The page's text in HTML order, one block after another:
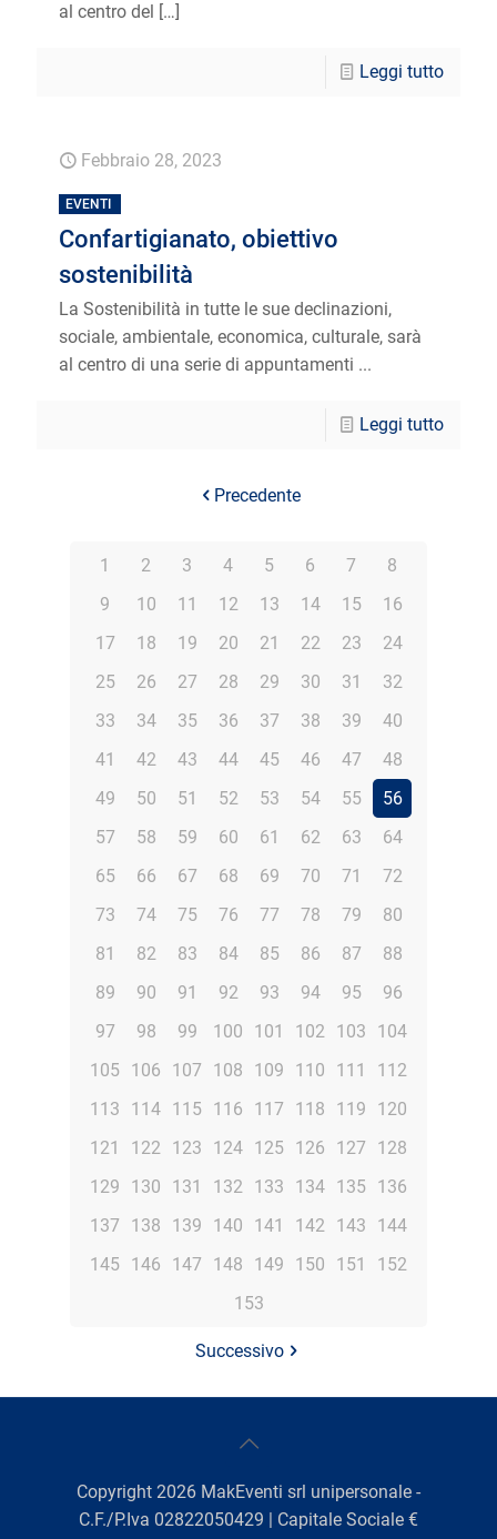
al centro del […]
Leggi tutto
Febbraio 28, 2023
EVENTI
Confartigianato, obiettivo
sostenibilità
La Sostenibilità in tutte le sue declinazioni,
sociale, ambientale, economica, culturale, sarà
al centro di una serie di appuntamenti ...
Leggi tutto
Precedente
1 2 3 4 5 6 7
8
9
10 11 12 13 14 15
16
17
18 19 20 21 22 23
24
25
26 27 28 29 30 31
32
33
34 35 36 37 38 39
40
41
42 43 44 45 46 47
48
49
50 51 52 53 54 55
56
57
58 59 60 61 62 63
64
65
66 67 68 69 70 71
72
73
74 75 76 77 78 79
80
81
82 83 84 85 86 87
88
89
90 91 92 93 94 95
96
97
98 99 100 101 102 103
104
105
106 107 108 109 110 111
112
113
114 115 116 117 118 119
120
121
122 123 124 125 126 127
128
129
130 131 132 133 134 135
136
137
138 139 140 141 142 143
144
145
146 147 148 149 150 151
152
153
Successivo
Copyright 2026 MakEventi srl unipersonale -
C.F./P.Iva 02822050429 | Capitale Sociale €